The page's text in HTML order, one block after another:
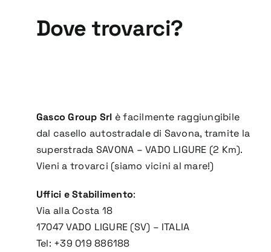
Dove trovarci?
Gasco Group Srl è facilmente raggiungibile
dal casello autostradale di Savona, tramite la
superstrada SAVONA – VADO LIGURE (2 Km).
Vieni a trovarci (siamo vicini al mare!)
Uffici e Stabilimento:
Via alla Costa 18
17047 VADO LIGURE (SV) – ITALIA
Tel: +39 019 886188